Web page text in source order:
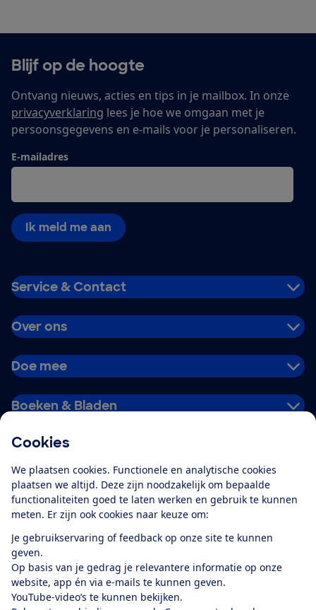
Cookies
We plaatsen cookies. Functionele en analytische cookies
plaatsen we altijd. Deze zijn noodzakelijk om bepaalde
functionaliteiten goed te laten werken en gebruik te kunnen
meten. Er zijn ook cookies naar keuze om:
Je gebruikservaring of feedback op onze site te kunnen
geven.
Op basis van je gedrag je relevantere informatie op onze
website, app én via e-mails te kunnen geven.
YouTube-video’s te kunnen bekijken.
Blijf op de hoogte
Ontvang nieuws, acties en tips in je mailbox. In onze
privacyverklaring lees je hoe we omgaan met je
persoonsgegevens en e-mails voor je personaliseren.
E-mailadres
Ik meld me aan
Service & Contact
Over ons
Doe mee
Boeken & Bladen
Alles over de
app
Algemene Voorwaarden
Privacyverklaring
Cookiebeleid
Privacyvoorkeuren